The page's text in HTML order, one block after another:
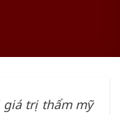
giá trị thẩm mỹ